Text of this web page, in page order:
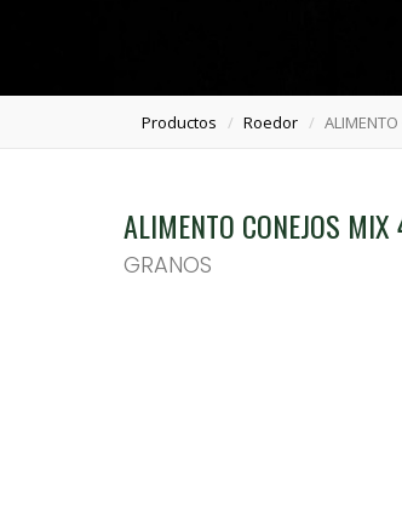
Productos Roedor
ALIMENTO CONEJOS MIX
GRANOS